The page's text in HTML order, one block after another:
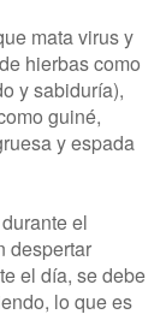
mata virus y
hierbas como
y sabiduría),
guiné,
y espada
el
despertar
el día, se debe
lo que es